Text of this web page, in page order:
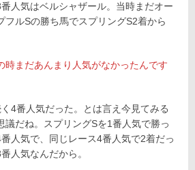
人気はベルシャザール。当時まだオー
フルSの勝ち馬でスプリングS2着から
時まだあんまり人気がなかったんです
4番人気だった。とは言え今見てみる
議だね。スプリングSを1番人気で勝っ
人気で、同じレース4番人気で2着だっ
人気なんだから。